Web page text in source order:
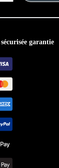
Paiement 100% sécurisée garantie